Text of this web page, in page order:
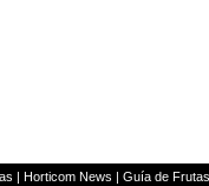
| Horticom News | Guía de